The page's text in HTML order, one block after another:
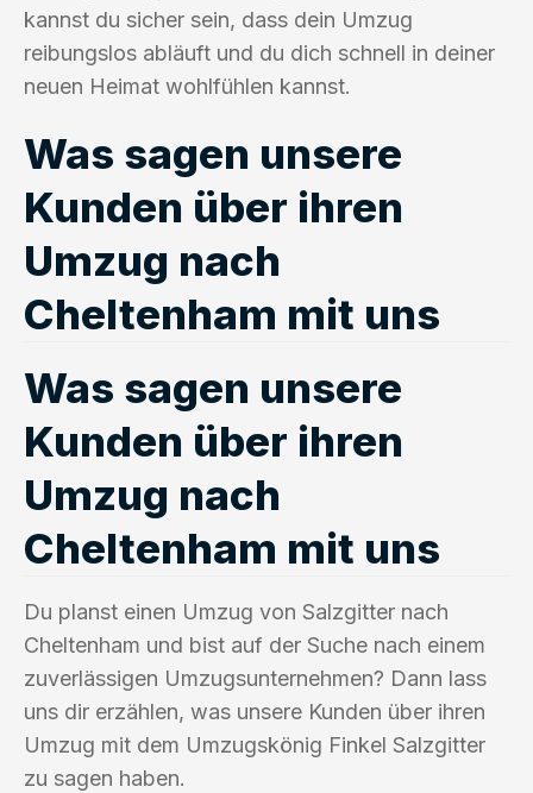
kannst du sicher sein, dass dein Umzug
reibungslos abläuft und du dich schnell in deiner
neuen Heimat wohlfühlen kannst.
Was sagen unsere
Kunden über ihren
Umzug nach
Cheltenham mit uns
Was sagen unsere
Kunden über ihren
Umzug nach
Cheltenham mit uns
Du planst einen Umzug von Salzgitter nach
Cheltenham und bist auf der Suche nach einem
zuverlässigen Umzugsunternehmen? Dann lass
uns dir erzählen, was unsere Kunden über ihren
Umzug mit dem Umzugskönig Finkel Salzgitter
zu sagen haben.